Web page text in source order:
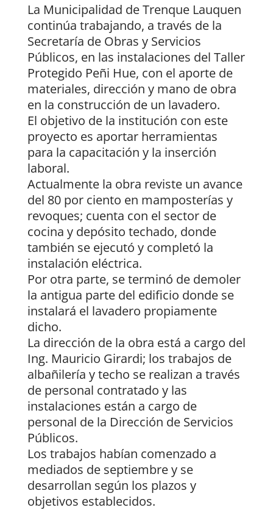
La Municipalidad de Trenque Lauquen
continúa trabajando, a través de la
Secretaría de Obras y Servicios
Públicos, en las instalaciones del Taller
Protegido Peñi Hue, con el aporte de
materiales, dirección y mano de obra
en la construcción de un lavadero.
El objetivo de la institución con este
proyecto es aportar herramientas
para la capacitación y la inserción
laboral.
Actualmente la obra reviste un avance
del 80 por ciento en mamposterías y
revoques; cuenta con el sector de
cocina y depósito techado, donde
también se ejecutó y completó la
instalación eléctrica.
Por otra parte, se terminó de demoler
la antigua parte del edificio donde se
instalará el lavadero propiamente
dicho.
La dirección de la obra está a cargo del
Ing. Mauricio Girardi; los trabajos de
albañilería y techo se realizan a través
de personal contratado y las
instalaciones están a cargo de
personal de la Dirección de Servicios
Públicos.
Los trabajos habían comenzado a
mediados de septiembre y se
desarrollan según los plazos y
objetivos establecidos.